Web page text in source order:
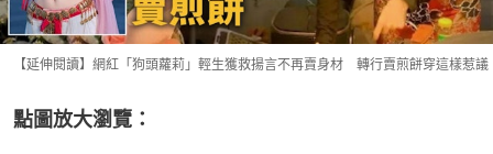
【延伸閱讀】網紅「狗頭蘿莉」輕生獲救揚言不再賣身材 轉行賣煎餅穿這樣惹議
點圖放大瀏覽：